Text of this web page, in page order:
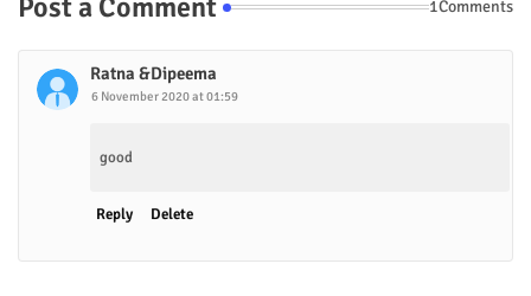
1Comments
Ratna &Dipeema
6 November 2020 at 01:59
good
Reply Delete